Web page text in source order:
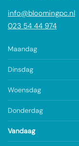
info@bloomingpc.nl
023 54 44 974
Maandag
Dinsdag
Woensdag
Donderdag
Vandaag